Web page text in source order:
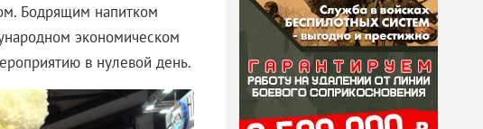
Бодрящим напитком
экономическом
в нулевой день.